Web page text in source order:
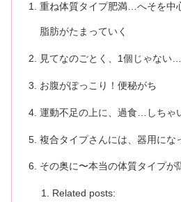
重ね体質タイプ肥満…へそを中
脂肪がたまっていく
見てなのごとく、1個じゃない…
お腹がぽっこり！便秘がち
運動不足の上に、過食…しちゃ
複合タイプさんには、器用にな
その奥に〜本当の体質タイプが
Related posts: